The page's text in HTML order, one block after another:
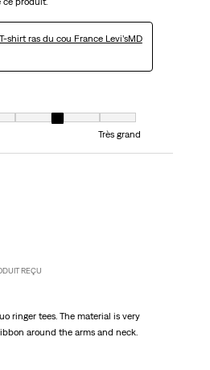
T-shirt ras du cou France Levi’sMD
à Très petit et 7 est égal à Très grand
Très grand
REÇU
ringer tees. The material is very
around the arms and neck.